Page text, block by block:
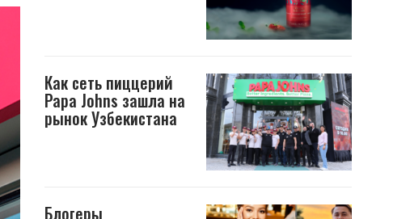
Как сеть пиццерий
Papa Johns зашла на
рынок Узбекистана
Блогеры